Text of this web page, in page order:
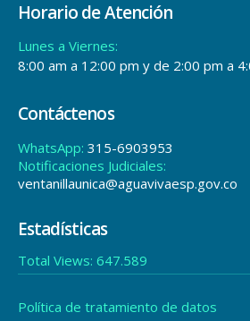
Horario de Atención
Lunes a Viernes:
8:00 am a 12:00 pm y de 2:00 pm a
Contáctenos
WhatsApp: 315-6903953
Notificaciones Judiciales:
ventanillaunica@aguavivaesp.gov.co
Estadísticas
Total Views: 647.589
Política de tratamiento de datos